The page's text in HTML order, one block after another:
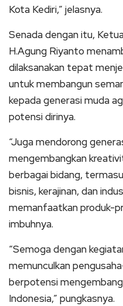
Kota Kediri,” jelasnya.
Senada dengan itu,
H.Agung Riyanto
dilaksanakan tepat
untuk membangun
kepada generasi muda
potensi dirinya.
“Juga mendorong
mengembangkan
berbagai bidang,
bisnis, kerajinan, dan
memanfaatkan produk-
imbuhnya.
“Semoga dengan
memunculkan
berpotensi
Indonesia,” pungkasnya.